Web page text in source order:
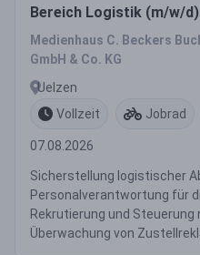
Bereich Logistik (m/w/d)
Medienhaus C. Beckers
GmbH & Co. KG
Uelzen
Vollzeit
Jobrad
07.08.2026
Sicherstellung logistischer
Personalverantwortung für
Rekrutierung und
Überwachung von